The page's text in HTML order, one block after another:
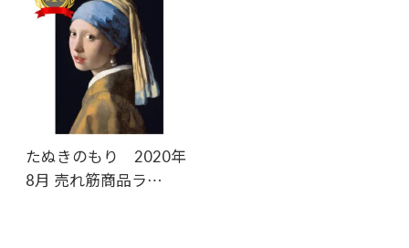
たぬきのもり 2020年
8月 売れ筋商品ラ…